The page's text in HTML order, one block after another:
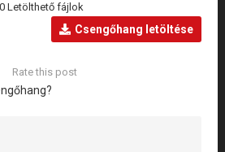
0 Letölthető fájlok
Csengőhang letöltése
Rate this post